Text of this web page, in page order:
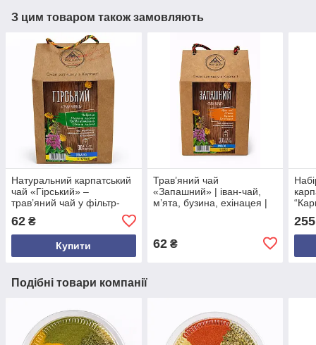
З цим товаром також замовляють
Натуральний карпатський
чай «Гірський» –
трав’яний чай у фільтр-
62 ₴
Купити
Трав’яний чай
«Запашний» | іван-чай,
м’ята, бузина, ехінацея |
62₴
255
Подібні товари компанії